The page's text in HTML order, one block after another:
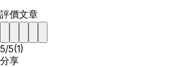
評價文章
5/5(1)
分享